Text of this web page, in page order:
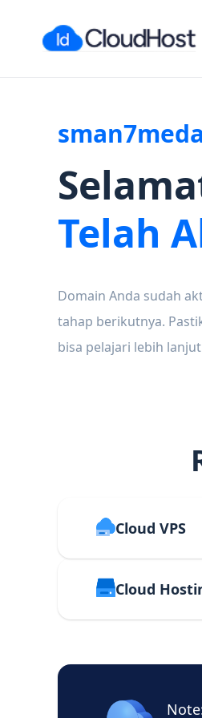
Telah
Domain Anda sudah
tahap berikutnya.
bisa pelajari lebih
Cloud VPS
Cloud